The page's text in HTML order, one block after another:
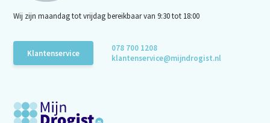
Wij zijn maandag tot vrijdag bereikbaar van 9:30 tot 18:00
Klantenservice
078 700 1208
klantenservice@mijndrogist.nl